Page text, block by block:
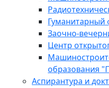
Гуманитарный
Заочно-
Центр
образования
Аспирантура и